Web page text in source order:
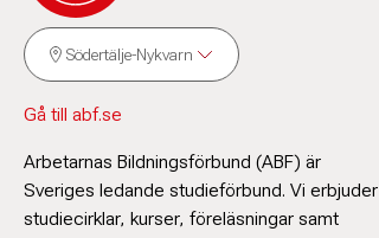
Södertälje-Nykvarn
Gå till abf.se
Arbetarnas Bildningsförbund (ABF) är
Sveriges ledande studieförbund. Vi erbjuder
studiecirklar, kurser, föreläsningar samt